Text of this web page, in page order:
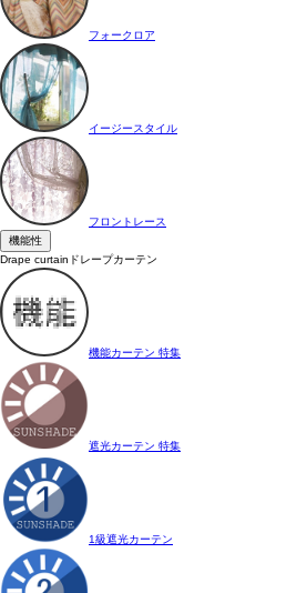
フォークロア
イージースタイル
フロントレース
機能性
Drape curtain ドレープカーテン
機能カーテン 特集
遮光カーテン 特集
1級遮光カーテン